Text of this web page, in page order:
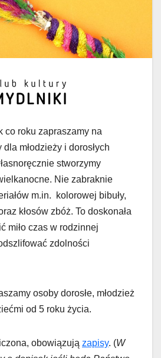
co roku zapraszamy na
młodzieży i dorosłych
stworzymy
Nie zabraknie
m.in. kolorowej bibuły,
kłosów zbóż. To doskonała
miło czas w rodzinnej
zdolności
osoby dorosłe, młodzież
od 5 roku życia.
obowiązują zapisy. (W